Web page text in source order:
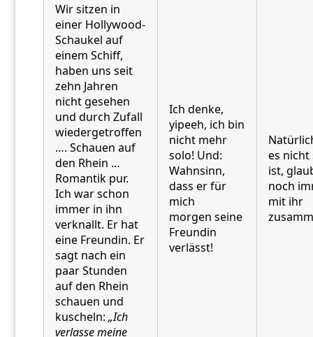
Wir sitzen in
einer Hollywood-
Schaukel auf
einem Schiff,
haben uns seit
zehn Jahren
nicht gesehen
und durch Zufall
wiedergetroffen
…. Schauen auf
den Rhein …
Romantik pur.
Ich war schon
immer in ihn
verknallt. Er hat
eine Freundin. Er
sagt nach ein
paar Stunden
auf den Rhein
schauen und
kuscheln:„Ich
verlasse meine
Ich denke,
yipeeh, ich bin
nicht mehr
solo! Und:
Wahnsinn,
dass er für
mich
morgen seine
Freundin
verlässt!
es nicht
ist,
noch
mit ihr